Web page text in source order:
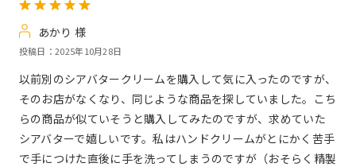
あかり 様
投稿日：2025年10月28日
以前別のシアバタークリームを購入して気に入ったのですが、
そのお店がなくなり、同じような商品を探していました。こち
らの商品が似ていそうと購入してみたのですが、求めていた
シアバターで嬉しいです。私はハンドクリームがとにかく苦手
で手につけた直後に手を洗ってしまうのですが（おそらく精製